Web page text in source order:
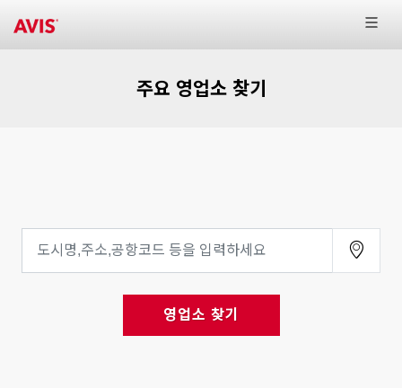
주요 영업소 찾기
영업소 찾기